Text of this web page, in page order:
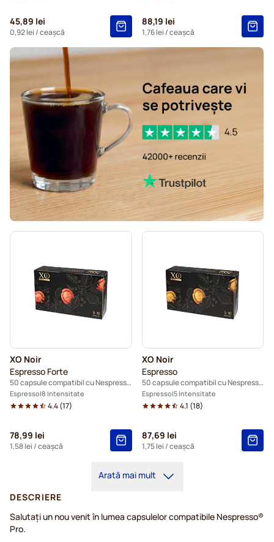
45,89 lei
0,92 lei / ceașcă
88,19 lei
1,76 lei / ceașcă
XO Noir
Espresso Forte
50 capsule compatibil cu Nespresso® Pro
Espresso 8 Intensitate
4.4(17)
78,99 lei
1,58 lei / ceașcă
XO Noir
Espresso
50 capsule compatibil cu Nespresso® Pro
Espresso 5 Intensitate
4.1 (18)
87,69 lei
1,75 lei / ceașcă
Arată mai mult
DESCRIERE
Salutați un nou venit în lumea capsulelor compatibile Nespresso®
Pro.